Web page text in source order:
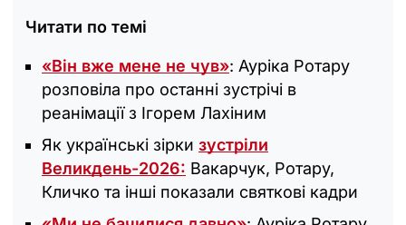
Читати по темі
«Він вже мене не чув»: Ауріка Ротару
розповіла про останні зустрічі в
реанімації з Ігорем Лахіним
Як українські зірки зустріли
Великдень-2026: Вакарчук, Ротару,
Кличко та інші показали святкові кадри